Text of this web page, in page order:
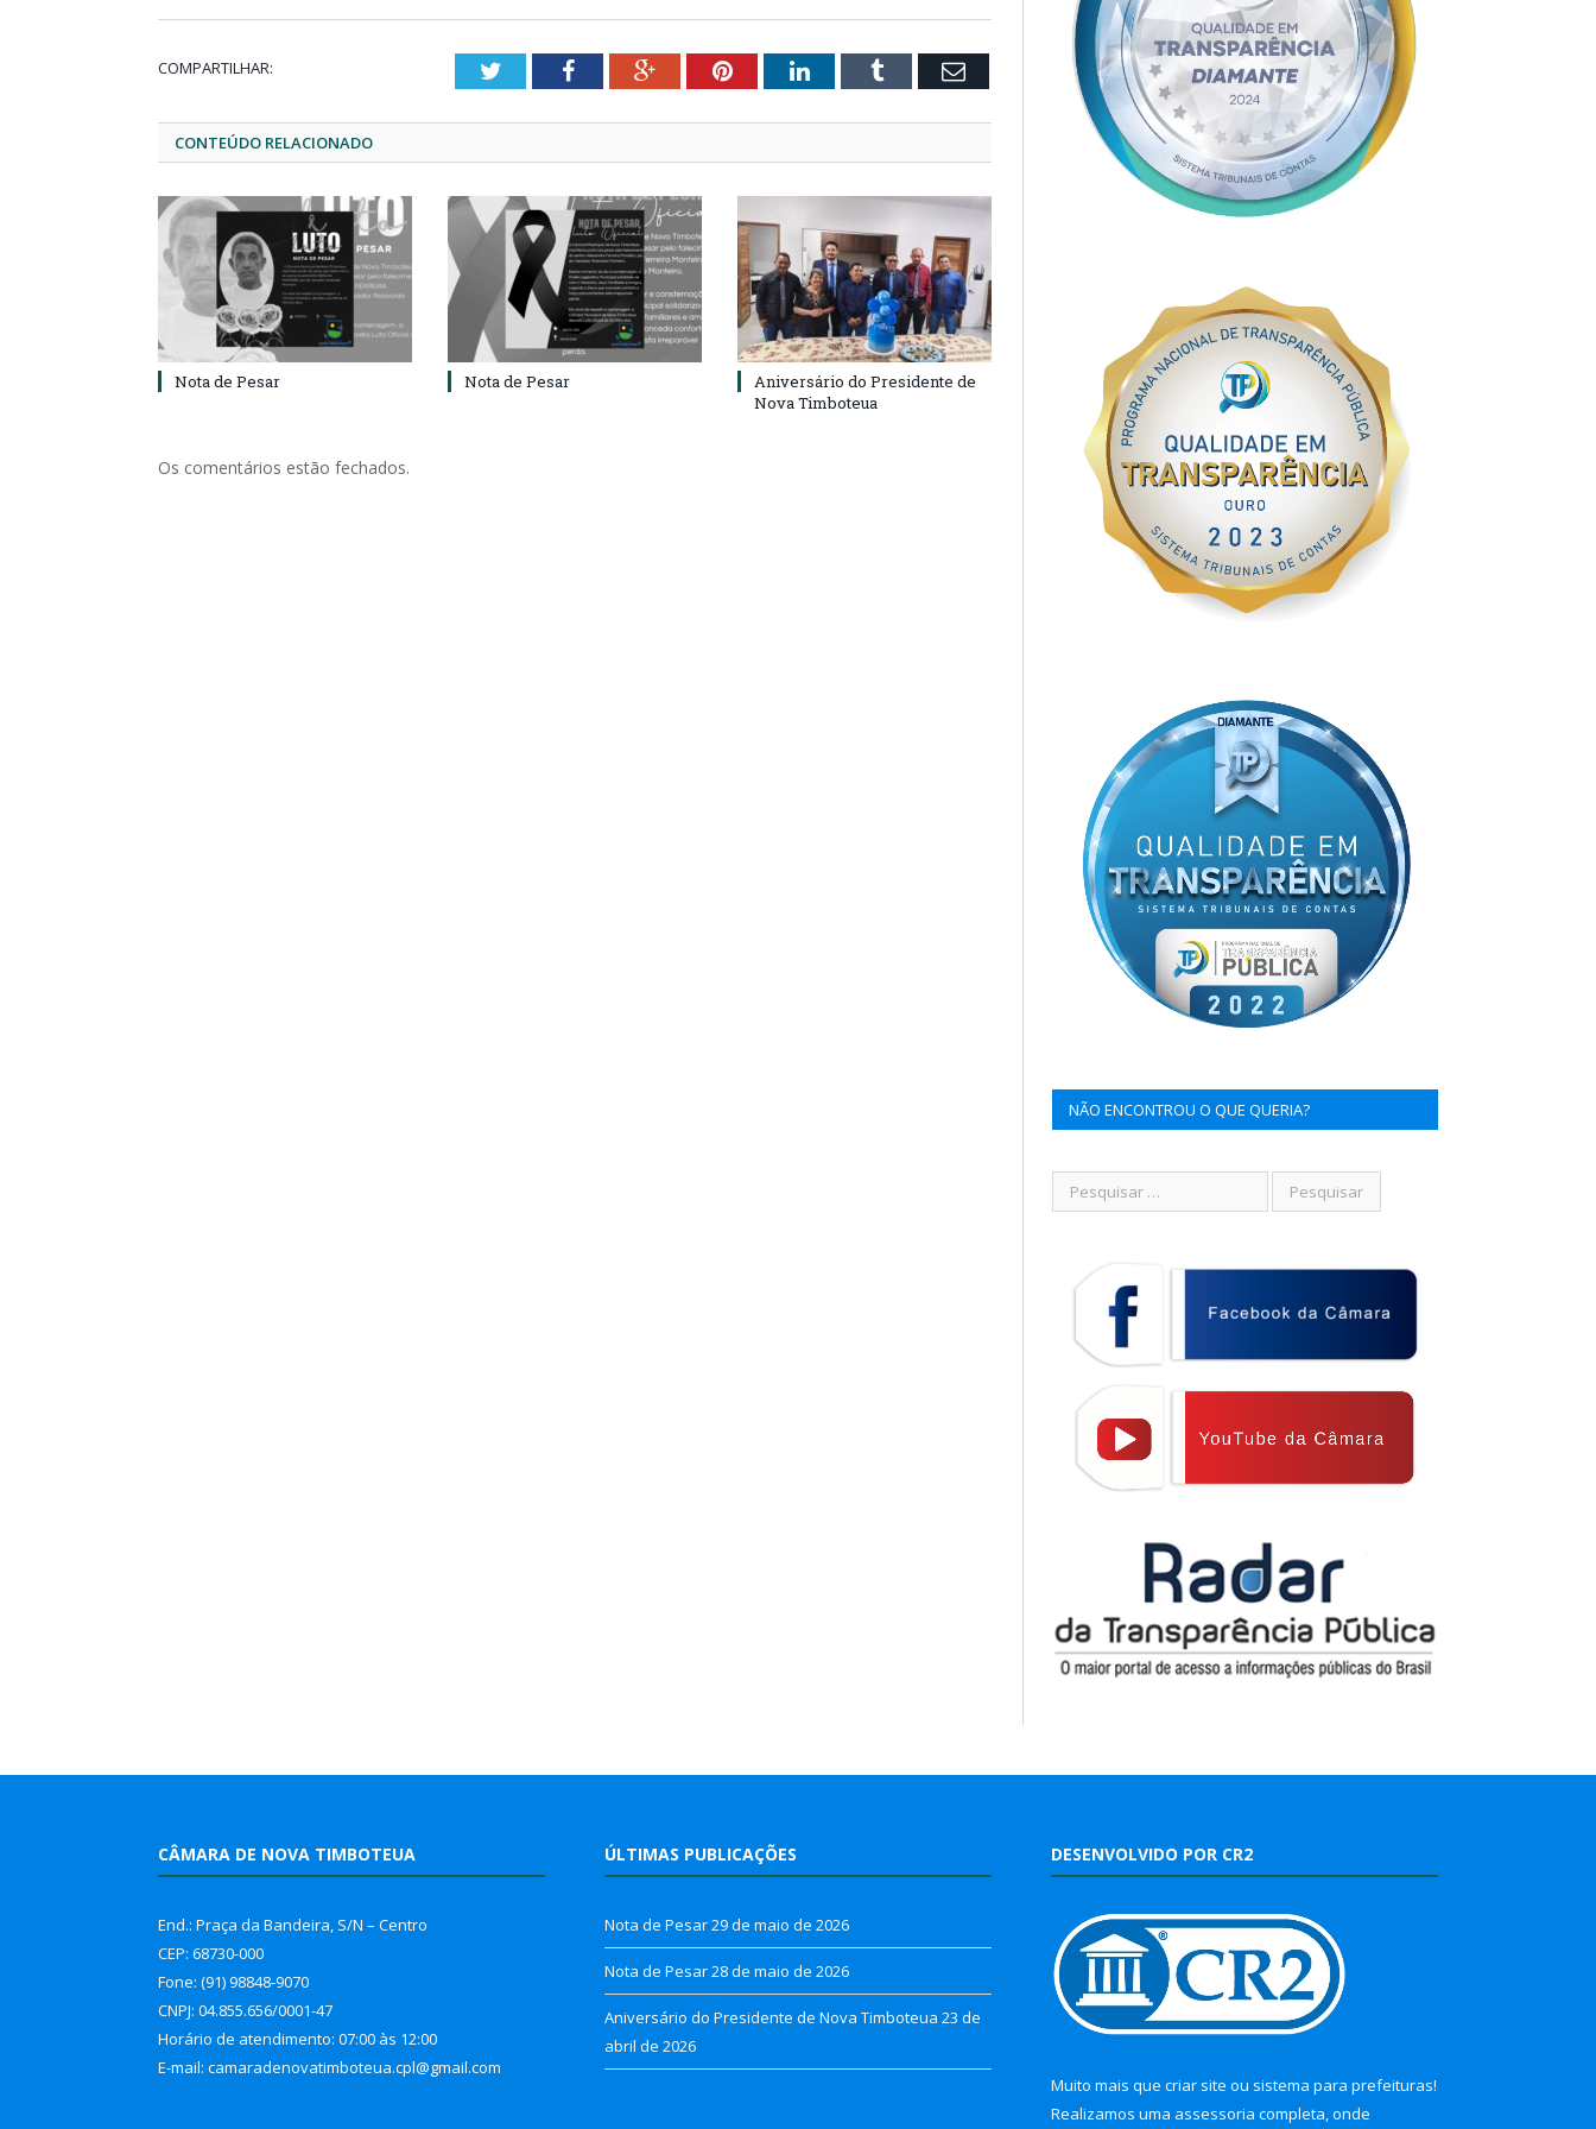
COMPARTILHAR: TwitterFacebookGoogle+PinterestLinkedInTumblr Email
CONTEÚDO RELACIONADO
Nota de Pesar Nota de Pesar
Aniversário do Presidente de
Nova Timboteua
Os comentários estão fechados.
NÃO ENCONTROU O QUE QUERIA?
CÂMARA DE NOVA TIMBOTEUA
End.: Praça da Bandeira, S/N – Centro
CEP: 68730-000
Fone: (91) 98848-9070
CNPJ: 04.855.656/0001-47
Horário de atendimento: 07:00 às 12:00
E-mail: camaradenovatimboteua.cpl@gmail.com
ÚLTIMAS PUBLICAÇÕES
Nota de Pesar29 de maio de 2026
Nota de Pesar28 de maio de 2026
Aniversário do Presidente de Nova Timboteua 23 de
abril de 2026
DESENVOLVIDO POR CR2
Muito mais que criar site ou sistema para prefeituras!
Realizamos uma assessoria completa, onde